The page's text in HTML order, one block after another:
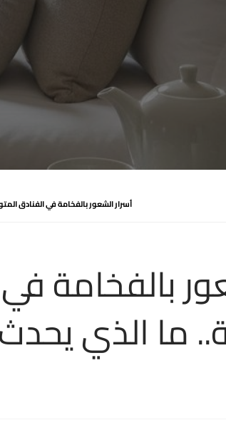
أسرار الشعور بالفخامة في الفنادق
بالفخامة
ما الذي يحدث